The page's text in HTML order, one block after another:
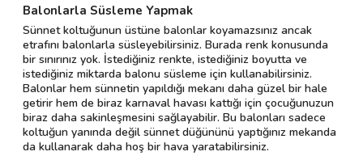
Balonlarla Süsleme Yapmak
Sünnet koltuğunun üstüne balonlar koyamazsınız ancak
etrafını balonlarla süsleyebilirsiniz. Burada renk konusunda
bir sınırınız yok. İstediğiniz renkte, istediğiniz boyutta ve
istediğiniz miktarda balonu süsleme için kullanabilirsiniz.
Balonlar hem sünnetin yapıldığı mekanı daha güzel bir hale
getirir hem de biraz karnaval havası kattığı için çocuğunuzun
biraz daha sakinleşmesini sağlayabilir. Bu balonları sadece
koltuğun yanında değil sünnet düğününü yaptığınız mekanda
da kullanarak daha hoş bir hava yaratabilirsiniz.